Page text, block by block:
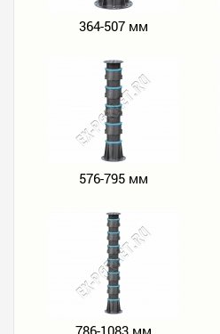
364-507 мм
576-795 мм
786-1083 мм